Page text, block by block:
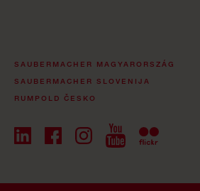
SAUBERMACHER MAGYARORSZÁG
SAUBERMACHER SLOVENIJA
RUMPOLD ČESKO